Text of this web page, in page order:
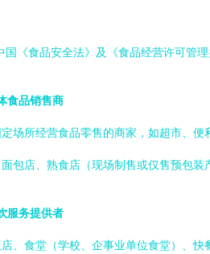
国《食品安全法》及《食品经营许可管
食品销售商
场所经营食品零售的商家，如超市、便
包店、熟食店（现场制售或仅售预包装
服务提供者
、食堂（学校、企事业单位食堂）、快